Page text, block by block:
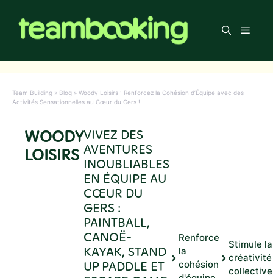
contenu
Menu
Team Building » Blog » Woody Loisirs : Renforcez la Cohésion d’Équipe avec des
Activités Sensationnelles au Cœur du Gers !
WOODY
LOISIRS
VIVEZ DES
AVENTURES
INOUBLIABLES
EN ÉQUIPE AU
CŒUR DU
GERS :
PAINTBALL,
CANOË-
KAYAK, STAND
UP PADDLE ET
Renforce
la
cohésion
Stimule la
créativité
collective